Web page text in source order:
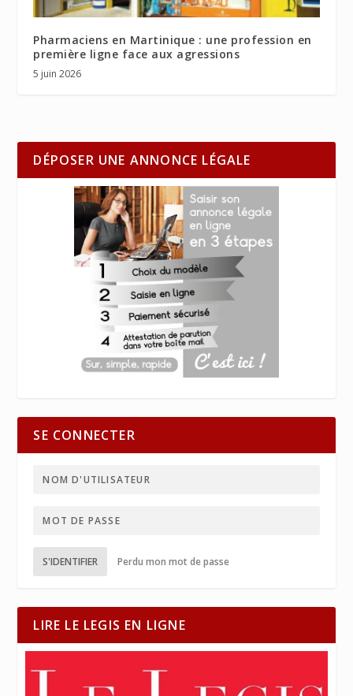
Pharmaciens en Martinique : une profession en
première ligne face aux agressions
5 juin 2026
DÉPOSER UNE ANNONCE LÉGALE
SE CONNECTER
S'IDENTIFIER Perdu mon mot de passe
LIRE LE LEGIS EN LIGNE